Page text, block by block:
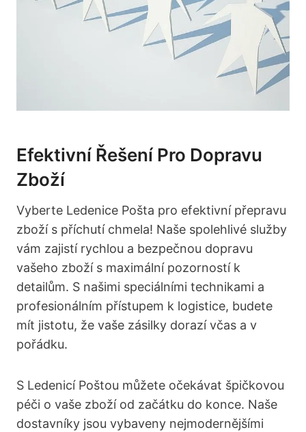
Efektivní Řešení Pro Dopravu
Zboží
Vyberte Ledenice Pošta pro efektivní přepravu
zboží s příchutí chmela! Naše spolehlivé služby
vám zajistí rychlou a bezpečnou dopravu
vašeho zboží s maximální pozorností k
detailům. S našimi speciálními technikami a
profesionálním přístupem k logistice, budete
mít jistotu, že vaše zásilky dorazí včas a v
pořádku.
S Ledenicí Poštou můžete očekávat špičkovou
péči o vaše zboží od začátku do konce. Naše
dostavníky jsou vybaveny nejmodernějšími